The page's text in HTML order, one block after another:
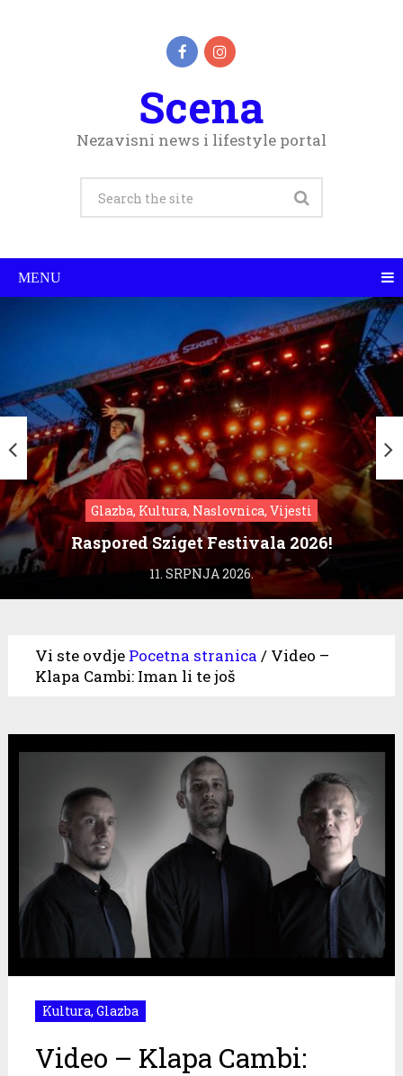
Scena
Nezavisni news i lifestyle portal
MENU
Glazba, Kultura, Naslovnica, Vijesti
Raspored Sziget Festivala 2026!
11. SRPNJA 2026.
Vi ste ovdje Pocetna stranica / Video –
Klapa Cambi: Iman li te još
Kultura, Glazba
Video – Klapa Cambi: